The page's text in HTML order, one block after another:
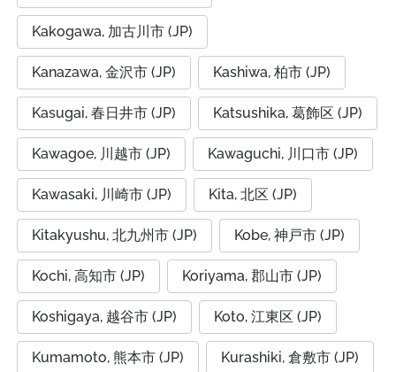
Kakogawa, 加古川市 (JP)
Kanazawa, 金沢市 (JP) Kashiwa, 柏市 (JP)
Kasugai, 春日井市 (JP) Katsushika, 葛飾区 (JP)
Kawagoe, 川越市 (JP) Kawaguchi, 川口市 (JP)
Kawasaki, 川崎市 (JP) Kita, 北区 (JP)
Kitakyushu, 北九州市 (JP) Kobe, 神戸市 (JP)
Kochi, 高知市 (JP) Koriyama, 郡山市 (JP)
Koshigaya, 越谷市 (JP) Koto, 江東区 (JP)
Kumamoto, 熊本市 (JP) Kurashiki, 倉敷市 (JP)